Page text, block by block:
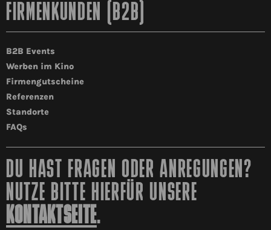
FIRMENKUNDEN (B2B)
B2B Events
Werben im Kino
Firmengutscheine
Referenzen
Standorte
FAQs
DU HAST FRAGEN ODER ANREGUNGEN?
NUTZE BITTE HIERFÜR UNSERE
KONTAKTSEITE.